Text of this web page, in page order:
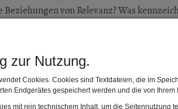
zur Nutzung.
Cookies. Cookies sind Textdateien, die im
Endgerätes gespeichert werden und die von Ihrem
mit rein technischem Inhalt, um die Seitennutzung
von Relevanz? Was
gibt es zum Themenbereich
pädagogischer Beziehungen liegen
zu verbessern?
Ihnen Orientierung und ist für Ihre